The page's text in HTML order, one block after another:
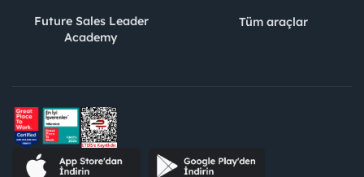
Future Sales Leader
Academy
Tüm araçlar